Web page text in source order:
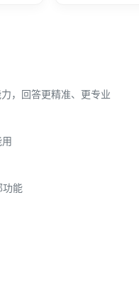
，回答更精准、更专业
功能